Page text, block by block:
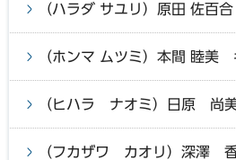
（ハラダ サユリ）原田 佐百合
（ホンマ ムツミ）本間 睦美
（ヒハラ ナオミ）日原 尚
（フカザワ カオリ）深澤